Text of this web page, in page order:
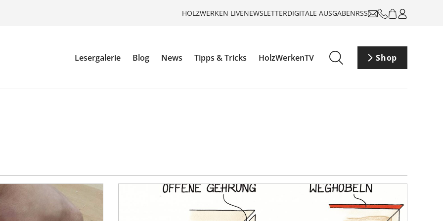
HOLZWERKEN LIVENEWSLETTERDIGITALE AUSGABENRSS
Lesergalerie Blog News Tipps & Tricks HolzWerkenTV Shop